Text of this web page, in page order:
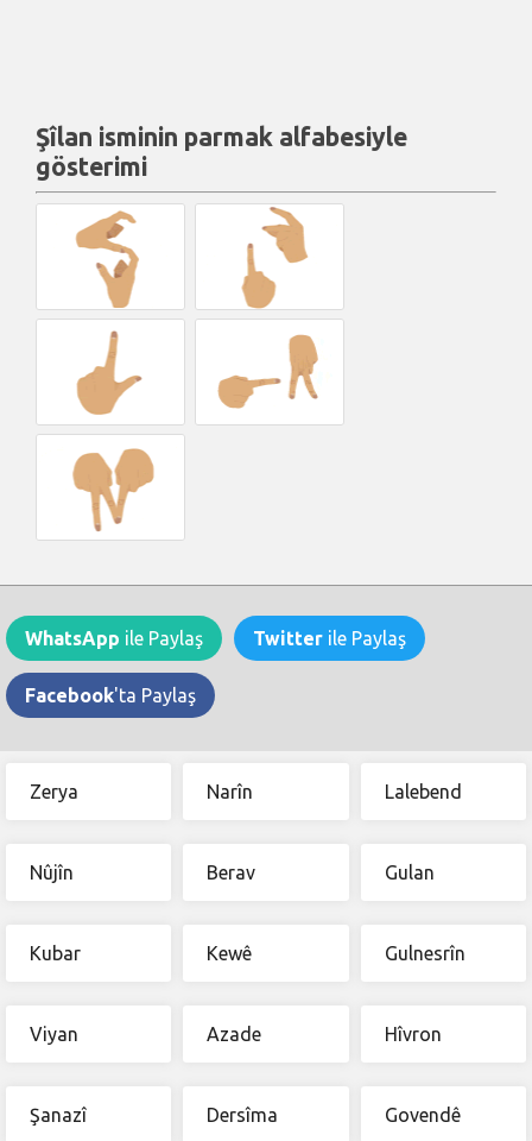
Şîlan isminin parmak alfabesiyle
gösterimi
WhatsApp ile Paylaş Twitter ile Paylaş
Facebook'ta Paylaş
Zerya Narîn Lalebend
Nûjîn Berav Gulan
Kubar Kewê Gulnesrîn
Viyan Azade Hîvron
Şanazî Dersîma Govendê